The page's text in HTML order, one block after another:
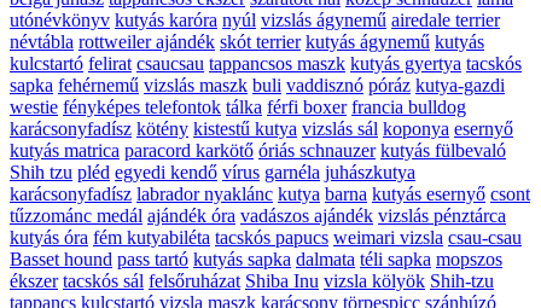
utónévkönyv kutyás karóra nyúl vizslás ágynemű airedale terrier
névtábla rottweiler ajándék skót terrier kutyás ágynemű kutyás
kulcstartó felirat csaucsau tappancsos maszk kutyás gyertya tacskós
sapka fehérnemű vizslás maszk buli vaddisznó póráz kutya-gazdi
westie fényképes telefontok tálka férfi boxer francia bulldog
karácsonyfadísz kötény kistestű kutya vizslás sál koponya esernyő
kutyás matrica paracord karkötő óriás schnauzer kutyás fülbevaló
Shih tzu pléd egyedi kendő vírus garnéla juhászkutya
karácsonyfadísz labrador nyaklánc kutya barna kutyás esernyő csont
tűzzománc medál ajándék óra vadászos ajándék vizslás pénztárca
kutyás óra fém kutyabiléta tacskós papucs weimari vizsla csau-csau
Basset hound pass tartó kutyás sapka dalmata téli sapka mopszos
ékszer tacskós sál felsőruházat Shiba Inu vizsla kölyök Shih-tzu
tappancs kulcstartó vizsla maszk karácsony törpespicc szánhúzó